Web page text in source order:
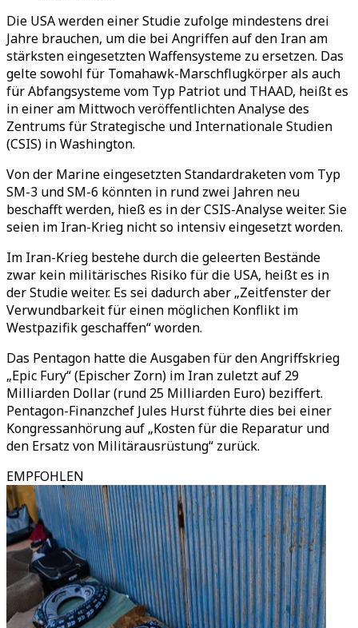
Die USA werden einer Studie zufolge mindestens drei
Jahre brauchen, um die bei Angriffen auf den Iran am
stärksten eingesetzten Waffensysteme zu ersetzen. Das
gelte sowohl für Tomahawk-Marschflugkörper als auch
für Abfangsysteme vom Typ Patriot und THAAD, heißt es
in einer am Mittwoch veröffentlichten Analyse des
Zentrums für Strategische und Internationale Studien
(CSIS) in Washington.
Von der Marine eingesetzten Standardraketen vom Typ
SM-3 und SM-6 könnten in rund zwei Jahren neu
beschafft werden, hieß es in der CSIS-Analyse weiter. Sie
seien im Iran-Krieg nicht so intensiv eingesetzt worden.
Im Iran-Krieg bestehe durch die geleerten Bestände
zwar kein militärisches Risiko für die USA, heißt es in
der Studie weiter. Es sei dadurch aber „Zeitfenster der
Verwundbarkeit für einen möglichen Konflikt im
Westpazifik geschaffen“ worden.
Das Pentagon hatte die Ausgaben für den Angriffskrieg
„Epic Fury“ (Epischer Zorn) im Iran zuletzt auf 29
Milliarden Dollar (rund 25 Milliarden Euro) beziffert.
Pentagon-Finanzchef Jules Hurst führte dies bei einer
Kongressanhörung auf „Kosten für die Reparatur und
den Ersatz von Militärausrüstung“ zurück.
EMPFOHLEN